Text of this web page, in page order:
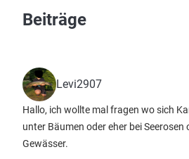
Beiträge
Levi2907
Hallo, ich wollte mal fragen wo sich
unter Bäumen oder eher bei
Gewässer.